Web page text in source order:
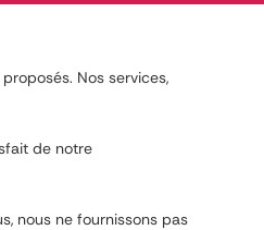
Nos services,
de notre
nous ne fournissons pas